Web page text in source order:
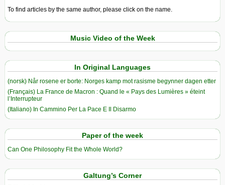
To find articles by the same author, please click on the name.
Music Video of the Week
In Original Languages
(norsk) Når rosene er borte: Norges kamp mot rasisme begynner dagen etter
(Français) La France de Macron : Quand le « Pays des Lumières » éteint
l’Interrupteur
(Italiano) In Cammino Per La Pace E Il Disarmo
Paper of the week
Can One Philosophy Fit the Whole World?
Galtung’s Corner